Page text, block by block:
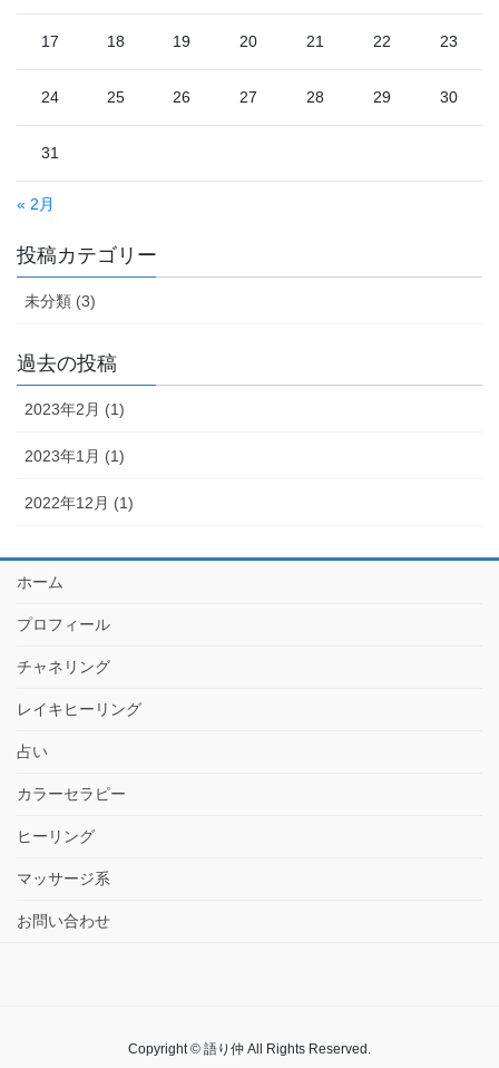
17 18 19 20 21 22 23
24 25 26 27 28 29 30
31
« 2月
投稿カテゴリー
未分類 (3)
過去の投稿
2023年2月 (1)
2023年1月 (1)
2022年12月 (1)
ホーム
プロフィール
チャネリング
レイキヒーリング
占い
カラーセラピー
ヒーリング
マッサージ系
お問い合わせ
Copyright © 語り仲 All Rights Reserved.